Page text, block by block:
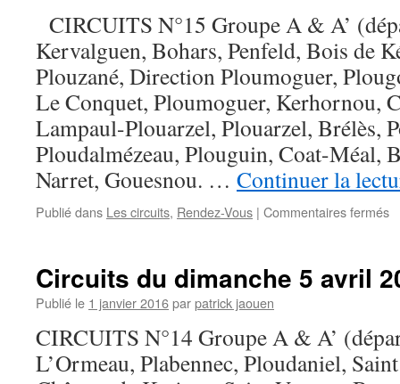
CIRCUITS N°15 Groupe A & A’
Kervalguen, Bohars, Penfeld, Bois de
Plouzané, Direction Ploumoguer,
Le Conquet, Ploumoguer, Kerhornou,
Lampaul-Plouarzel, Plouarzel, Brélès,
Ploudalmézeau, Plouguin, Coat-Méal,
Narret, Gouesnou. … Continuer la
Publié dans Les circuits, Rendez-Vous | Commentaires fermés
Circuits du dimanche 5 avril
Publié le 1 janvier 2016parpatrick jaouen
CIRCUITS N°14 Groupe A & A’
L’Ormeau, Plabennec, Ploudaniel,